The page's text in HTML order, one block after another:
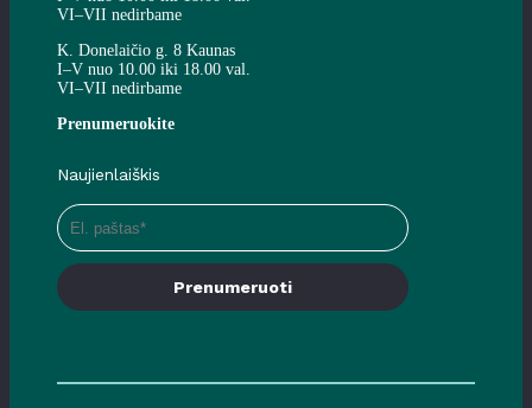
VI–VII nedirbame
K. Donelaičio g. 8 Kaunas
I–V nuo 10.00 iki 18.00 val.
VI–VII nedirbame
Prenumeruokite
Naujienlaiškis
Prenumeruoti